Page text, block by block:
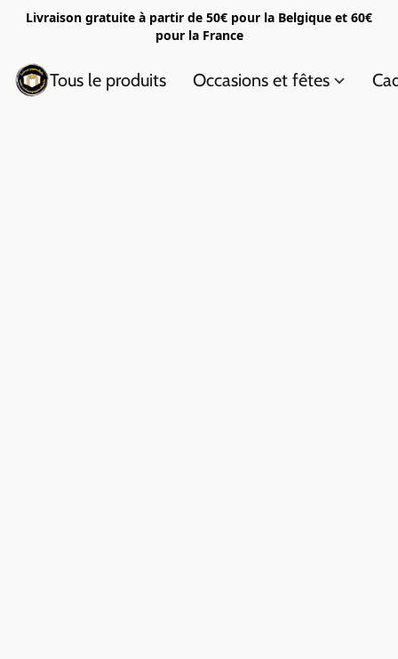
Livraison gratuite à partir de 50€ pour la Belgique et 60€
pour la France
Tous le produits Occasions et fêtes